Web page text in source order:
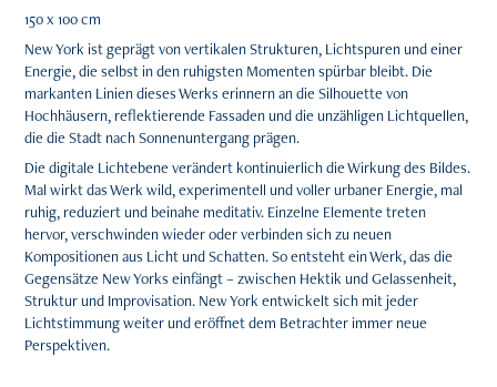
150 x 100 cm​​​​​​​
New York ist geprägt von vertikalen Strukturen, Lichtspuren und einer
Energie, die selbst in den ruhigsten Momenten spürbar bleibt. Die
markanten Linien dieses Werks erinnern an die Silhouette von
Hochhäusern, reflektierende Fassaden und die unzähligen Lichtquellen,
die die Stadt nach Sonnenuntergang prägen.
Die digitale Lichtebene verändert kontinuierlich die Wirkung des Bildes.
Mal wirkt das Werk wild, experimentell und voller urbaner Energie, mal
ruhig, reduziert und beinahe meditativ. Einzelne Elemente treten
hervor, verschwinden wieder oder verbinden sich zu neuen
Kompositionen aus Licht und Schatten. So entsteht ein Werk, das die
Gegensätze New Yorks einfängt – zwischen Hektik und Gelassenheit,
Struktur und Improvisation. New York entwickelt sich mit jeder
Lichtstimmung weiter und eröffnet dem Betrachter immer neue
Perspektiven.